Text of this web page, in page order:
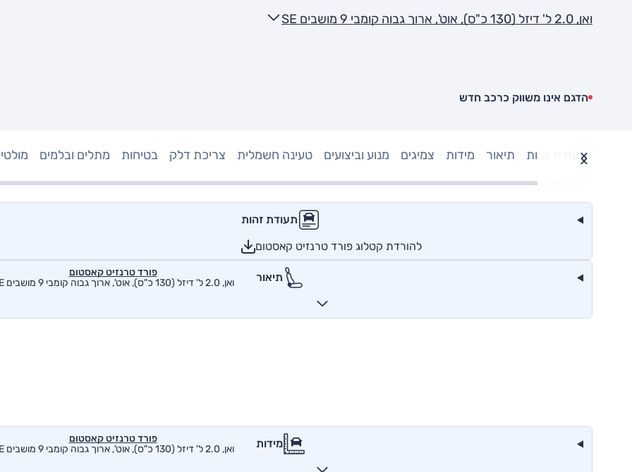
ואן, 2.0 ל' דיזל (130 כ"ס), אוט', ארוך גבוה קומבי 9 מושבים SE
הדגם אינו משווק כרכב חדש
תעודת זהות תיאור מידות צמיגים מנוע וביצועים טעינה חשמלית צריכת דלק בטיחות מתלים ובלמים
תעודת זהות
להורדת קטלוג פורד טרנזיט קאסטום
תיאור
פורד טרנזיט קאסטום
ואן, 2.0 ל' דיזל (130 כ"ס), אוט', ארוך גבוה קומבי 9 מושבים SE
מידות
פורד טרנזיט קאסטום
ואן, 2.0 ל' דיזל (130 כ"ס), אוט', ארוך גבוה קומבי 9 מושבים SE